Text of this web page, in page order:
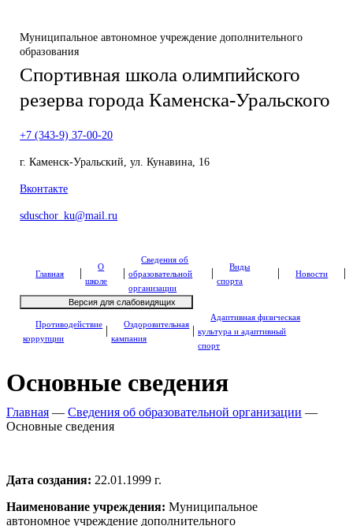
Муниципальное автономное учреждение дополнительного
образования
Спортивная школа олимпийского
резерва города Каменска-Уральского
+7 (343-9) 37-00-20
г. Каменск-Уральский, ул. Кунавина, 16
Вконтакте
sduschor_ku@mail.ru
Главная |
О
школе
|
Сведения об
образовательной
организации
|
Виды
спорта
| Новости |
Версия для слабовидящих
Противодействие
коррупции
|
Оздоровительная
кампания
|
Адаптивная физическая
культура и адаптивный
спорт
Основные сведения
Главная — Сведения об образовательной организации —
Основные сведения
Дата создания: 22.01.1999 г.
Наименование учреждения: Муниципальное
автономное учреждение дополнительного